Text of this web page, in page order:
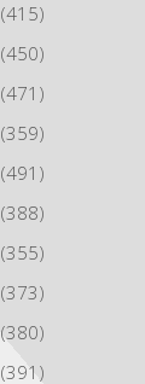
(415)
(450)
(471)
(359)
(491)
(388)
(355)
(373)
(380)
(391)